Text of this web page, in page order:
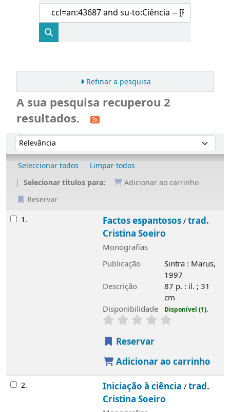
Refinar a pesquisa
A sua pesquisa recuperou 2
resultados.
Ordenar
Ordenar por:
Seleccionar todos
Limpar todos
Selecionar títulos para:
Adicionar ao carrinho
Reservar
Resultados
1. Factos espantosos/trad.
Cristina Soeiro
Monografias
Publicação
Sintra : Marus,
1997
Descrição
87 p. : il. ; 31
cm
Disponibilidade
Disponível (1).
Reservar
Adicionar ao carrinho
2. Iniciação à ciência /trad.
Cristina Soeiro